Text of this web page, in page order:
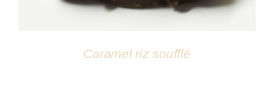
Caramel riz soufflé